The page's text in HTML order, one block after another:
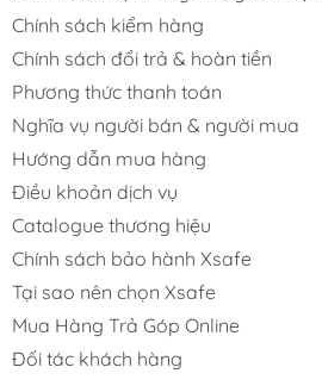
Chính sách kiểm hàng
Chính sách đổi trả & hoàn tiền
Phương thức thanh toán
Nghĩa vụ người bán & người mua
Hướng dẫn mua hàng
Điều khoản dịch vụ
Catalogue thương hiệu
Chính sách bảo hành Xsafe
Tại sao nên chọn Xsafe
Mua Hàng Trả Góp Online
Đối tác khách hàng